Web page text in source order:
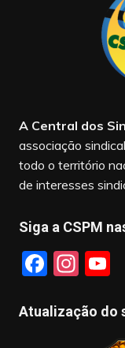
A Central dos
associação
todo o território
de interesses
Siga a CSPM
F
c
In
a
Y
u
Atualização do